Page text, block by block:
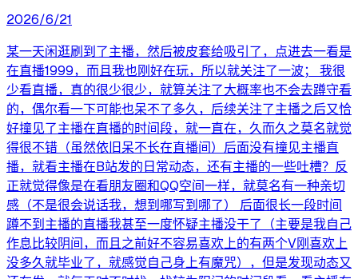
2026/6/21
某一天闲逛刷到了主播，然后被皮套给吸引了，点进去一看是
在直播1999，而且我也刚好在玩，所以就关注了一波； 我很
少看直播，真的很少很少，就算关注了大概率也不会去蹲守看
的，偶尔看一下可能也呆不了多久，后续关注了主播之后又恰
好撞见了主播在直播的时间段，就一直在，久而久之莫名就觉
得很不错（虽然依旧呆不长在直播间）后面没有撞见主播直
播，就看主播在B站发的日常动态，还有主播的一些吐槽？反
正就觉得像是在看朋友圈和QQ空间一样，就莫名有一种亲切
感（不是很会说话我，想到哪写到哪了） 后面很长一段时间
蹲不到主播的直播我甚至一度怀疑主播没干了（主要是我自己
作息比较阴间，而且之前好不容易喜欢上的有两个V刚喜欢上
没多久就毕业了，就感觉自己身上有魔咒），但是发现动态又